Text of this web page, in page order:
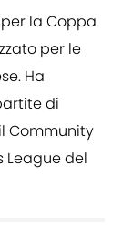
la Coppa
per le
Ha
di
Community
League del